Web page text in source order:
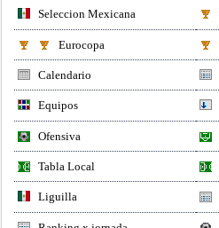
Seleccion Mexicana
Eurocopa
Calendario
Equipos
Ofensiva
Tabla Local
Liguilla